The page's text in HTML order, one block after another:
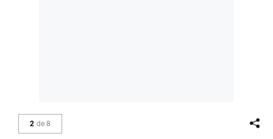
2 de 8